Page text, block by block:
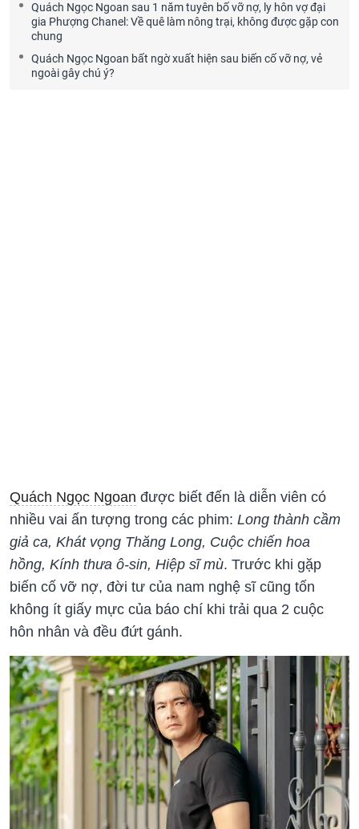
Quách Ngọc Ngoan sau 1 năm tuyên bố vỡ nợ, ly hôn vợ đại
gia Phượng Chanel: Về quê làm nông trại, không được gặp con
chung
Quách Ngọc Ngoan bất ngờ xuất hiện sau biến cố vỡ nợ, vẻ
ngoài gây chú ý?
Quách Ngọc Ngoan được biết đến là diễn viên có
nhiều vai ấn tượng trong các phim: Long thành cầm
giả ca, Khát vọng Thăng Long, Cuộc chiến hoa
hồng, Kính thưa ô-sin, Hiệp sĩ mù. Trước khi gặp
biến cố vỡ nợ, đời tư của nam nghệ sĩ cũng tốn
không ít giấy mực của báo chí khi trải qua 2 cuộc
hôn nhân và đều đứt gánh.